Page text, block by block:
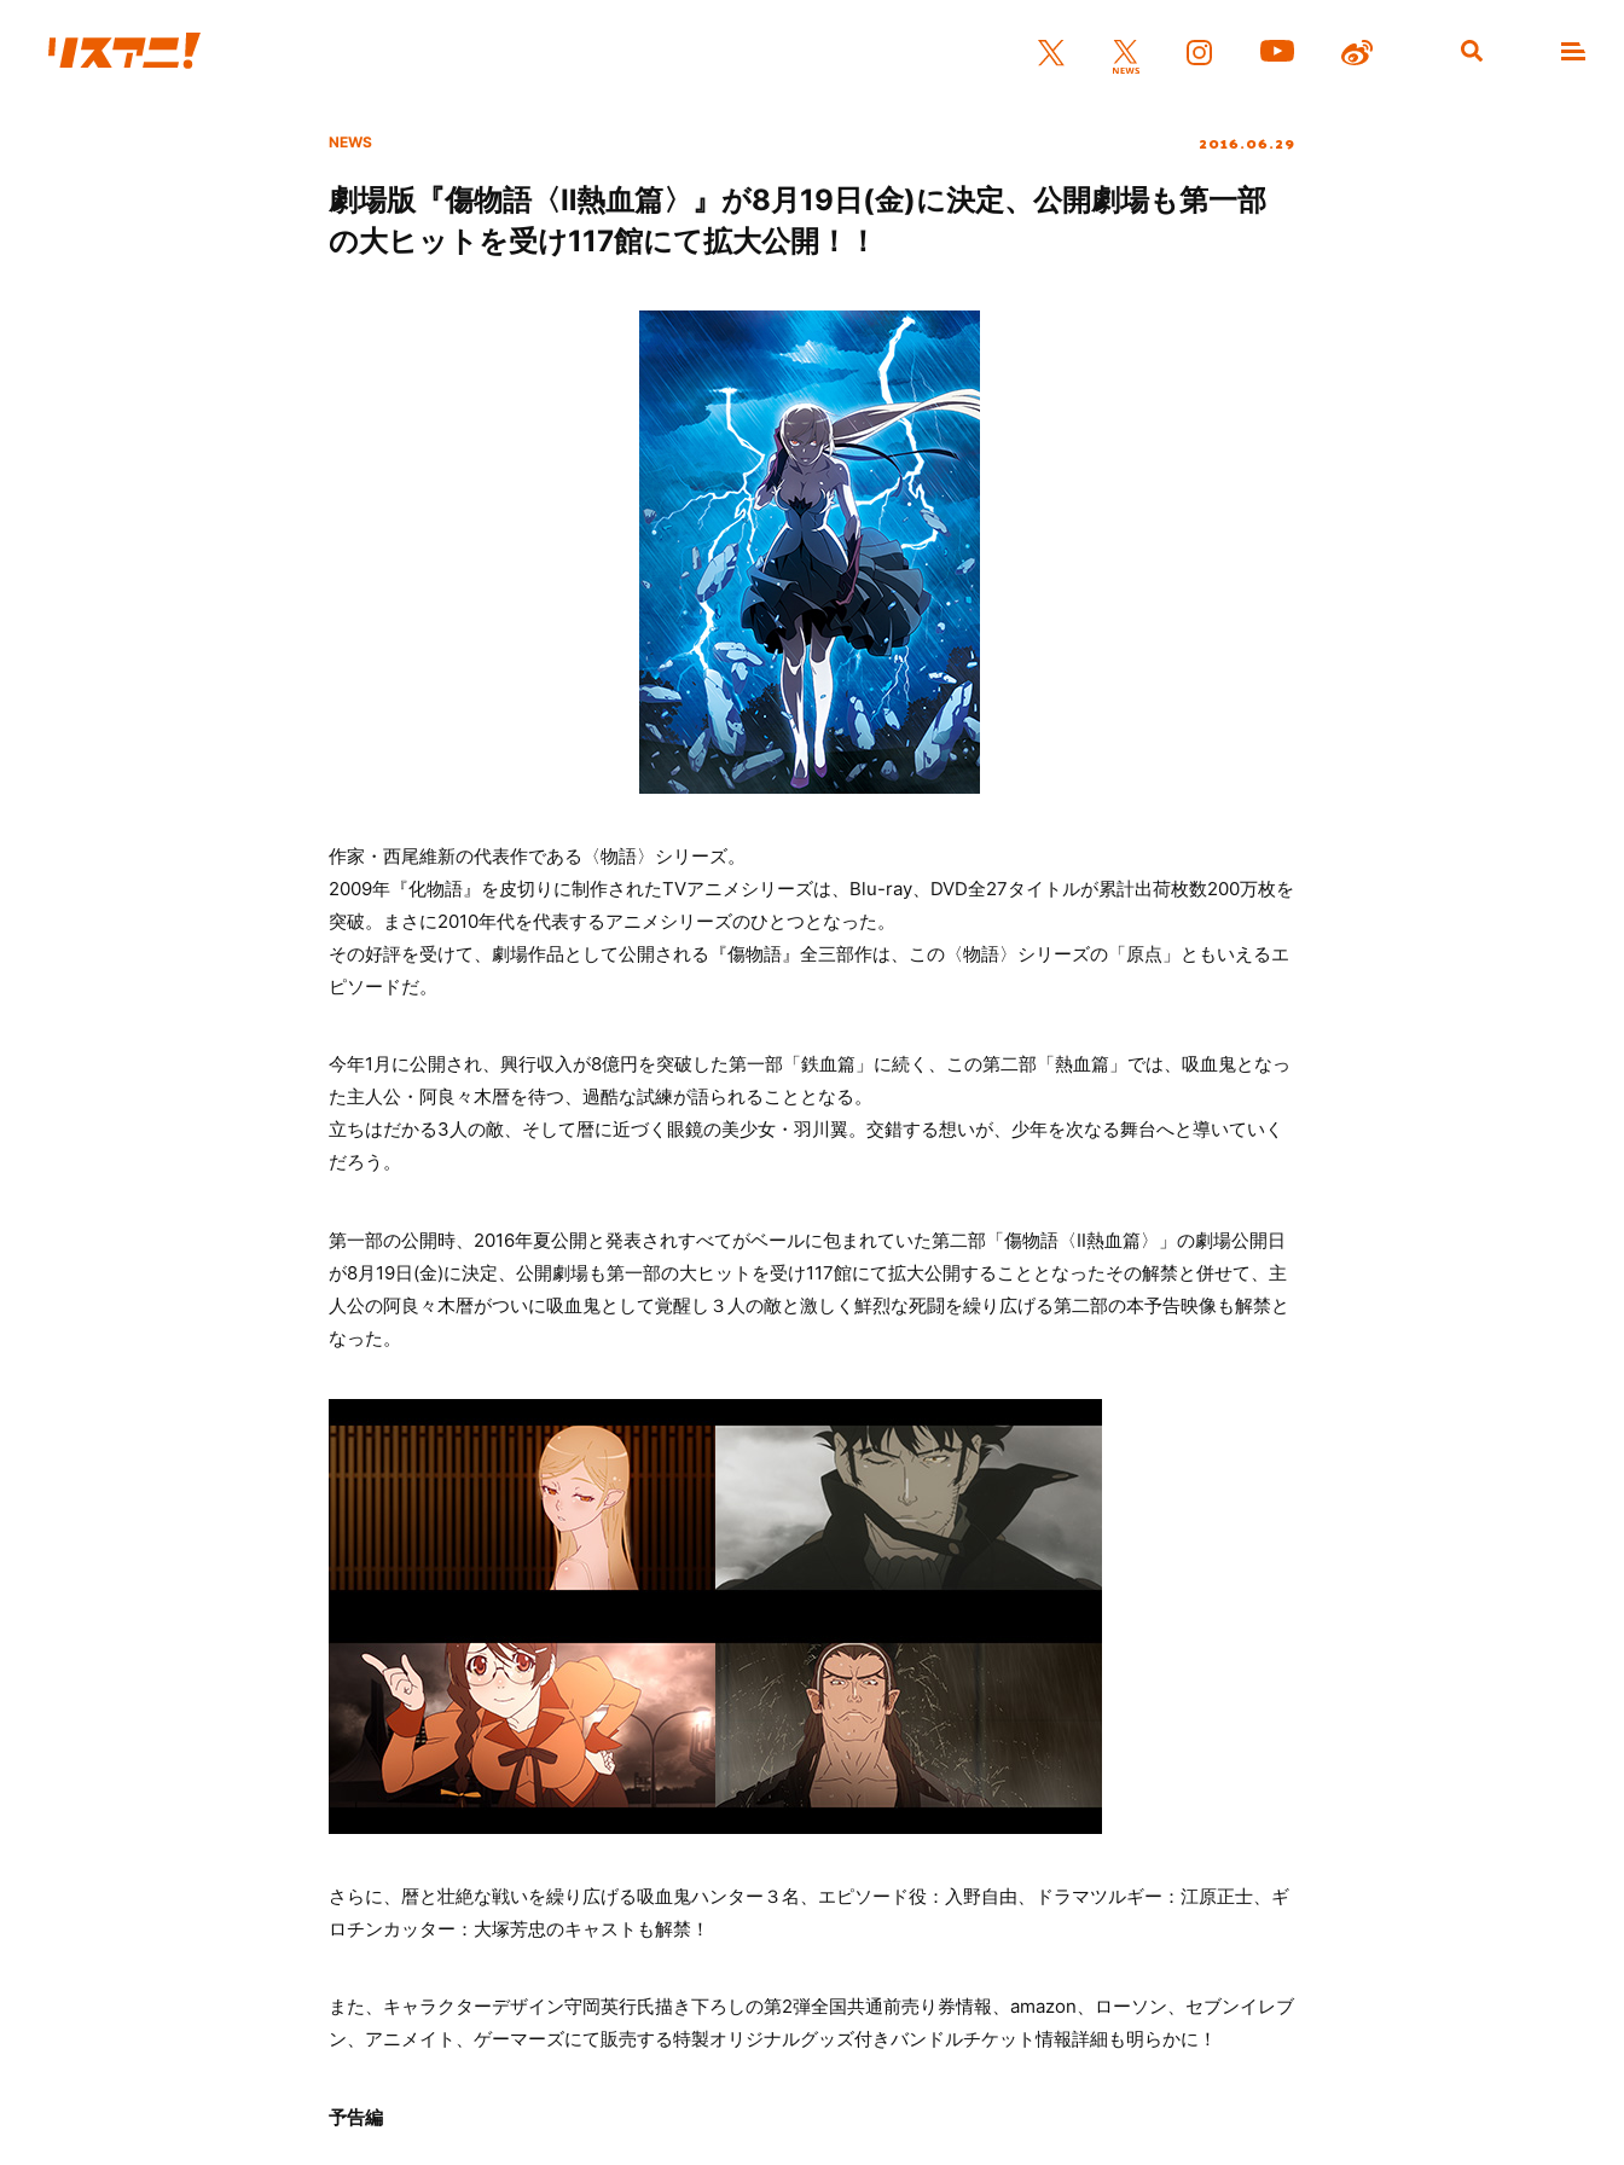
NEWS 2016.06.29
劇場版『傷物語〈Ⅱ熱血篇〉』が8月19日(金)に決定、公開劇場も第一部
の大ヒットを受け117館にて拡大公開！！
作家・西尾維新の代表作である〈物語〉シリーズ。
2009年『化物語』を皮切りに制作されたTVアニメシリーズは、Blu-ray、DVD全27タイトルが累計出荷枚数200万枚を
突破。まさに2010年代を代表するアニメシリーズのひとつとなった。
その好評を受けて、劇場作品として公開される『傷物語』全三部作は、この〈物語〉シリーズの「原点」ともいえるエ
ピソードだ。
今年1月に公開され、興行収入が8億円を突破した第一部「鉄血篇」に続く、この第二部「熱血篇」では、吸血鬼となっ
た主人公・阿良々木暦を待つ、過酷な試練が語られることとなる。
立ちはだかる3人の敵、そして暦に近づく眼鏡の美少女・羽川翼。交錯する想いが、少年を次なる舞台へと導いていく
だろう。
第一部の公開時、2016年夏公開と発表されすべてがベールに包まれていた第二部「傷物語〈Ⅱ熱血篇〉」の劇場公開日
が8月19日(金)に決定、公開劇場も第一部の大ヒットを受け117館にて拡大公開することとなったその解禁と併せて、主
人公の阿良々木暦がついに吸血鬼として覚醒し３人の敵と激しく鮮烈な死闘を繰り広げる第二部の本予告映像も解禁と
なった。
さらに、暦と壮絶な戦いを繰り広げる吸血鬼ハンター３名、エピソード役：入野自由、ドラマツルギー：江原正士、ギ
ロチンカッター：大塚芳忠のキャストも解禁！
また、キャラクターデザイン守岡英行氏描き下ろしの第2弾全国共通前売り券情報、amazon、ローソン、セブンイレブ
ン、アニメイト、ゲーマーズにて販売する特製オリジナルグッズ付きバンドルチケット情報詳細も明らかに！
予告編